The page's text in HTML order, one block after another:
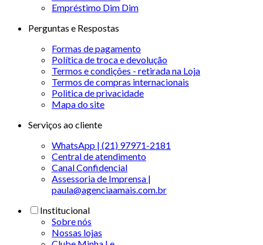
Empréstimo Dim Dim
Perguntas e Respostas
Formas de pagamento
Política de troca e devolução
Termos e condições - retirada na Loja
Termos de compras internacionais
Politica de privacidade
Mapa do site
Serviços ao cliente
WhatsApp | (21) 97971-2181
Central de atendimento
Canal Confidencial
Assessoria de Imprensa |
paula@agenciaamais.com.br
Institucional
Sobre nós
Nossas lojas